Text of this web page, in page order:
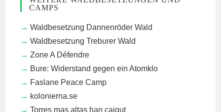
CAMPS
Waldbesetzung Dannenröder Wald
Waldbesetzung Treburer Wald
Zone A Défendre
Bure: Widerstand gegen ein Atomklo
Faslane Peace Camp
kolonierna.se
Torres mas altas han caigut